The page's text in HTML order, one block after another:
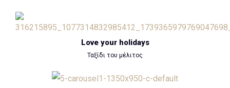
Love your holidays
Ταξίδι του μέλιτος